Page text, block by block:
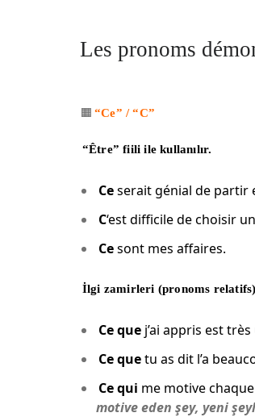
Les pronoms
🟧 “Ce” / “C”
“Être” fiili ile kullanılır.
Ceserait génial de partir
C‘est difficile de choisir
Cesont mes affaires.
İlgi zamirleri (pronoms relatifs)
Ce que j’ai appris est
Ce quetu as dit l’a
Ce qui me motive
motive eden şey, yeni